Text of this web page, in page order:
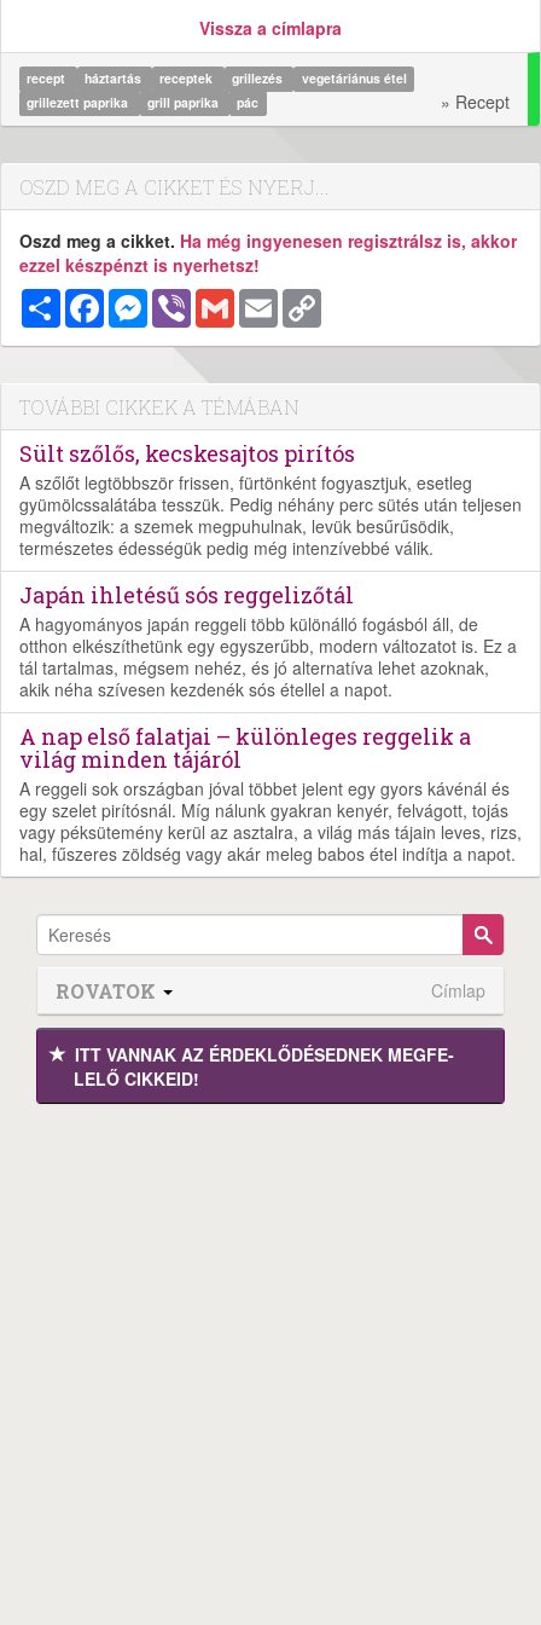
Vissza a címlapra
recept háztartás receptek grillezés
vegetáriánus étel
grillezett paprika
grill paprika pác » Recept
OSZD MEG A CIKKET ÉS NYERJ...
Oszd meg a cikket. Ha még ingyenesen regisztrálsz is, akkor
ezzel készpénzt is nyerhetsz!
MegosztásFacebookMessenger
Viber Gmail Email
TOVÁBBI CIKKEK A TÉMÁBAN
Sült szőlős, kecskesajtos pirítós
A szőlőt legtöbbször frissen, fürtönként fogyasztjuk, esetleg
gyümölcssalátába tesszük. Pedig néhány perc sütés után teljesen
megváltozik: a szemek megpuhulnak, levük besűrűsödik,
természetes édességük pedig még intenzívebbé válik.
Japán ihletésű sós reggelizőtál
A hagyományos japán reggeli több különálló fogásból áll, de
otthon elkészíthetünk egy egyszerűbb, modern változatot is. Ez a
tál tartalmas, mégsem nehéz, és jó alternatíva lehet azoknak,
akik néha szívesen kezdenék sós étellel a napot.
A nap első falatjai – különleges reggelik a
világ minden tájáról
A reggeli sok országban jóval többet jelent egy gyors kávénál és
egy szelet pirítósnál. Míg nálunk gyakran kenyér, felvágott, tojás
vagy péksütemény kerül az asztalra, a világ más tájain leves, rizs,
hal, fűszeres zöldség vagy akár meleg babos étel indítja a napot.
ROVATOK Címlap
ITT VANNAK AZ ÉRDEK­LŐDÉ­SEDNEK MEGFE­
LELŐ CIKKEID!